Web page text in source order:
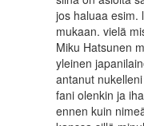
jos haluaa esim.
mukaan. vielä
Miku Hatsunen
yleinen
antanut
fani olenkin ja
ennen kuin